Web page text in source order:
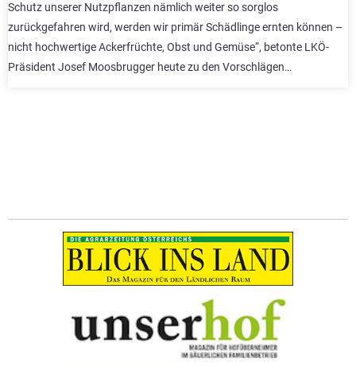
Schutz unserer Nutzpflanzen nämlich weiter so sorglos
zurückgefahren wird, werden wir primär Schädlinge ernten können –
nicht hochwertige Ackerfrüchte, Obst und Gemüse“, betonte LKÖ-
Präsident Josef Moosbrugger heute zu den Vorschlägen…